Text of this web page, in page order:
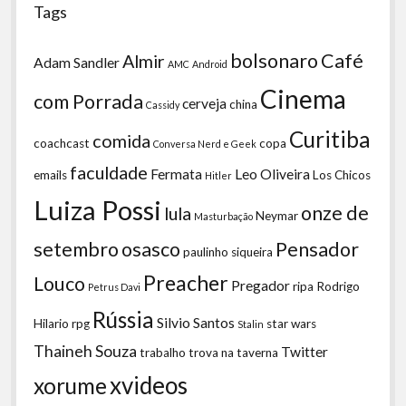
Tags
Adam Sandler Almir AMC Android bolsonaroCafé
com Porrada Cassidy cervejachina Cinema
coachcast comida Conversa Nerd e Geek copa Curitiba
emails faculdade Fermata Hitler Leo OliveiraLos Chicos
Luiza Possi lula Masturbação Neymar onze de
setembroosasco paulinho siqueira Pensador
Louco Petrus Davi Preacher Pregadorripa Rodrigo
Hilario rpg Rússia Silvio Santos Stalin star wars
Thaineh Souza trabalho trova na taverna Twitter
xorumexvideos